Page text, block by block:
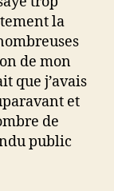
la
de mon
que j’avais
et
de
public